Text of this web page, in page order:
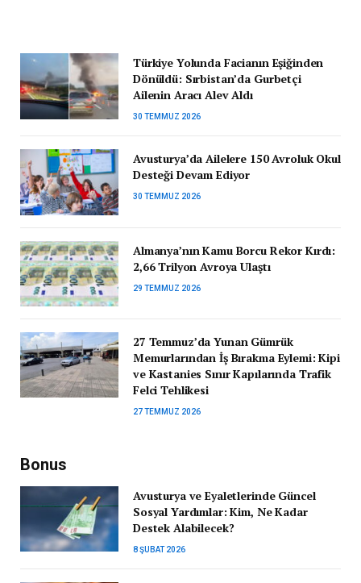
Türkiye Yolunda Facianın Eşiğinden
Dönüldü: Sırbistan’da Gurbetçi
Ailenin Aracı Alev Aldı
30 TEMMUZ 2026
Avusturya’da Ailelere 150 Avroluk Okul
Desteği Devam Ediyor
30 TEMMUZ 2026
Almanya’nın Kamu Borcu Rekor Kırdı:
2,66 Trilyon Avroya Ulaştı
29 TEMMUZ 2026
27 Temmuz’da Yunan Gümrük
Memurlarından İş Bırakma Eylemi: Kipi
ve Kastanies Sınır Kapılarında Trafik
Felci Tehlikesi
27 TEMMUZ 2026
Bonus
Avusturya ve Eyaletlerinde Güncel
Sosyal Yardımlar: Kim, Ne Kadar
Destek Alabilecek?
8 ŞUBAT 2026